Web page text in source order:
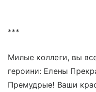
***
Милые коллеги, вы
героини: Елены
Премудрые! Ваши